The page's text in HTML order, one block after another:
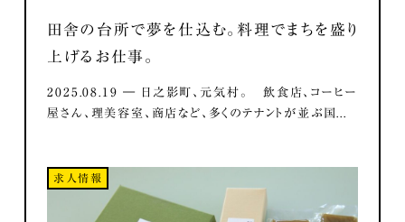
田舎の台所で夢を仕込む。料理でまちを盛り
上げるお仕事。
2025.08.19 ― 日之影町、元気村。 飲食店、コーヒー
屋さん、理美容室、商店など、多くのテナントが並ぶ国...
求人情報